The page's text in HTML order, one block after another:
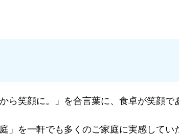
ら笑顔に。」を合言葉に、食卓が笑顔
」を一軒でも多くのご家庭に実感して